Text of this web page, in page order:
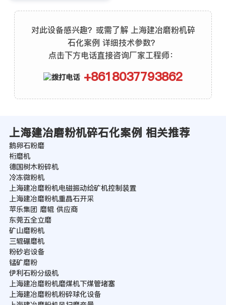
对此设备感兴趣？或需了解 上海建冶磨粉机碎
石化案例 详细技术参数？
点击下方电话直接咨询厂家工程师：
+8618037793862
上海建冶磨粉机碎石化案例 相关推荐
鹅卵石粉磨
桁磨机
德国树木粉碎机
冷冻微粉机
上海建冶磨粉机电磁振动给矿机控制装置
上海建冶磨粉机重晶石开采
苹乐集团 磨辊 供应商
东莞五全立磨
矿山磨粉机
三辊碾磨机
粉砂岩设备
锰矿磨粉
伊利石粉分级机
上海建冶磨粉机磨煤机下煤管堵塞
上海建冶磨粉机粉碎球化设备